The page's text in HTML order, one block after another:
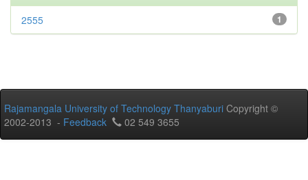
1
2555
Rajamangala University of Technology Thanyaburi Copyright ©
2002-2013 - Feedback 02 549 3655